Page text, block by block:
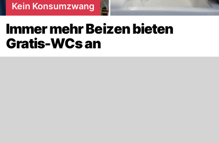
Kein Konsumzwang
Immer mehr Beizen bieten
Gratis-WCs an